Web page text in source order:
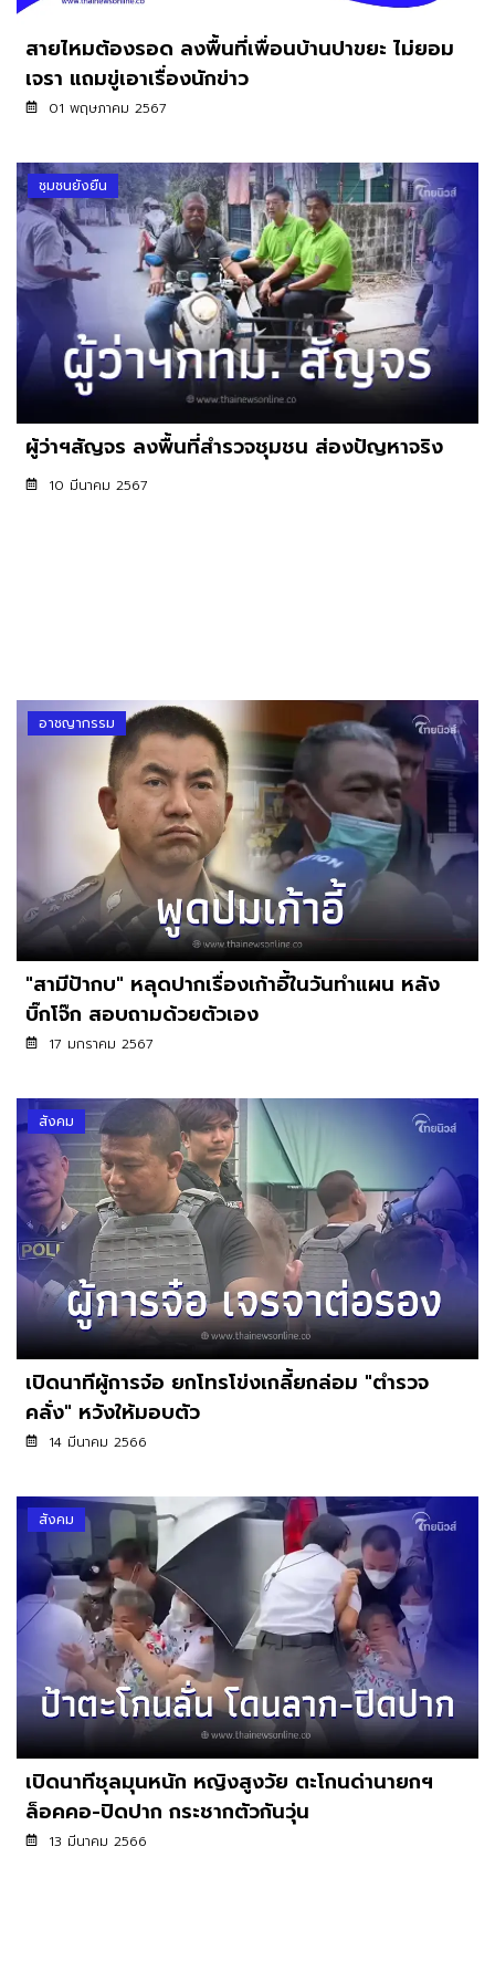
สายไหมต้องรอด ลงพื้นที่เพื่อนบ้านปาขยะ ไม่ยอม
เจรา แถมขู่เอาเรื่องนักข่าว
01 พฤษภาคม 2567
ชุมชนยั่งยืน
ผู้ว่าฯสัญจร ลงพื้นที่สำรวจชุมชน ส่องปัญหาจริง
10 มีนาคม 2567
อาชญากรรม
"สามีป้ากบ" หลุดปากเรื่องเก้าอี้ในวันทำแผน หลัง
บิ๊กโจ๊ก สอบถามด้วยตัวเอง
17 มกราคม 2567
สังคม
เปิดนาทีผู้การจ๋อ ยกโทรโข่งเกลี้ยกล่อม "ตำรวจ
คลั่ง" หวังให้มอบตัว
14 มีนาคม 2566
สังคม
เปิดนาทีชุลมุนหนัก หญิงสูงวัย ตะโกนด่านายกฯ
ล็อคคอ-ปิดปาก กระชากตัวกันวุ่น
13 มีนาคม 2566